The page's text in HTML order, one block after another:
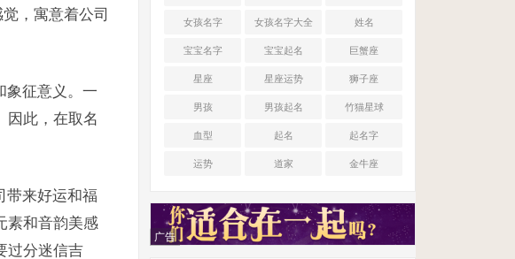
，寓意着公司
象征意义。一
因此，在取名
带来好运和福
素和音韵美感
过分迷信吉
女孩名字 女孩名字大全 姓名
宝宝名字 宝宝起名 巨蟹座
星座 星座运势 狮子座
男孩 男孩起名 竹猫星球
血型 起名 起名字
运势 道家 金牛座
广告